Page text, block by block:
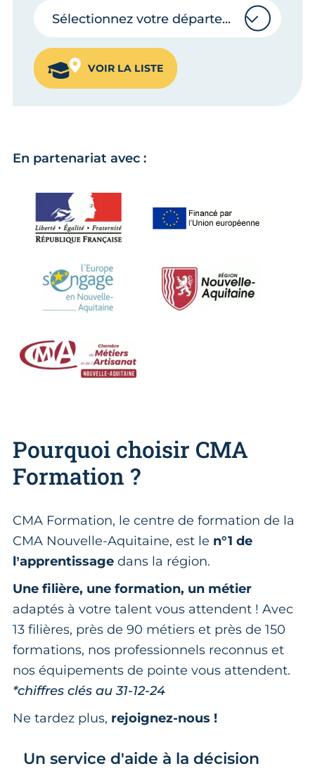
Sélectionnez votre département
Sélectionnez votre département
VOIR LA LISTE
En partenariat avec :
Pourquoi choisir CMA
Formation ?
CMA Formation, le centre de formation de la
CMA Nouvelle-Aquitaine, est le n°1 de
l’apprentissage dans la région.
Une filière, une formation, un métier
adaptés à votre talent vous attendent ! Avec
13 filières, près de 90 métiers et près de 150
formations, nos professionnels reconnus et
nos équipements de pointe vous attendent.
*chiffres clés au 31-12-24
Ne tardez plus, rejoignez-nous !
Un service d'aide à la décision